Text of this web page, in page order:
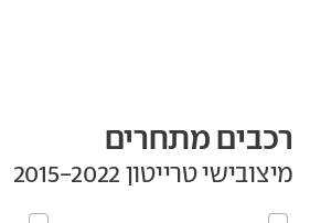
רכבים מתחרים
מיצובישי טרייטון‏ 2015-2022